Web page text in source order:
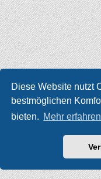
Diese Website nutzt
bestmöglichen
bieten. Mehr erfahren